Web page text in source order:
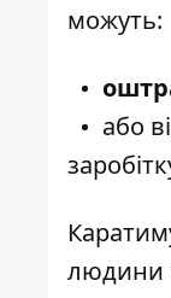
можуть:
або
людини